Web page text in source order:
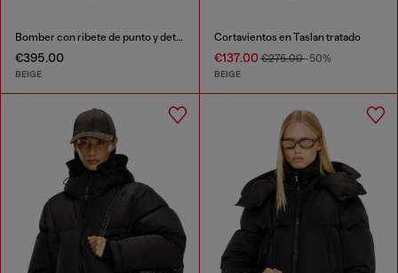
Bomber con ribete de punto y detalles de felpa
€395.00
BEIGE
Cortavientos en Taslan tratado
€137.00€275.00-50%
BEIGE